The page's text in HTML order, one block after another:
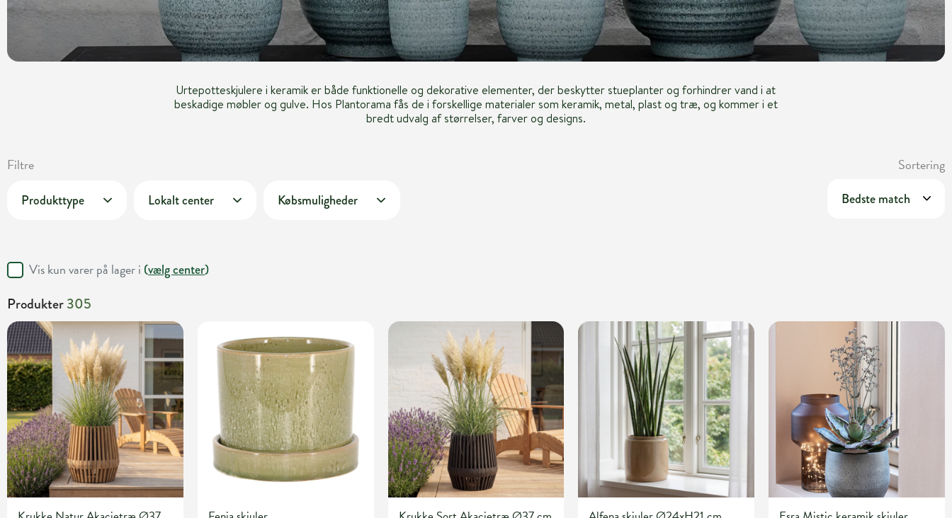
Urtepotteskjulere i keramik er både funktionelle og dekorative elementer, der beskytter stueplanter og forhindrer vand i at
beskadige møbler og gulve. Hos Plantorama fås de i forskellige materialer som keramik, metal, plast og træ, og kommer i et
bredt udvalg af størrelser, farver og designs.
Filtre Sortering
Produkttype Lokalt center Købsmuligheder
Vis kun varer på lager i (vælg center)
Produkter305